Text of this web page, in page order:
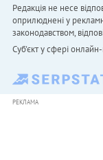
Редакція не несе
оприлюднені у
законодавством,
Cуб'єкт у сфері
РЕКЛАМА